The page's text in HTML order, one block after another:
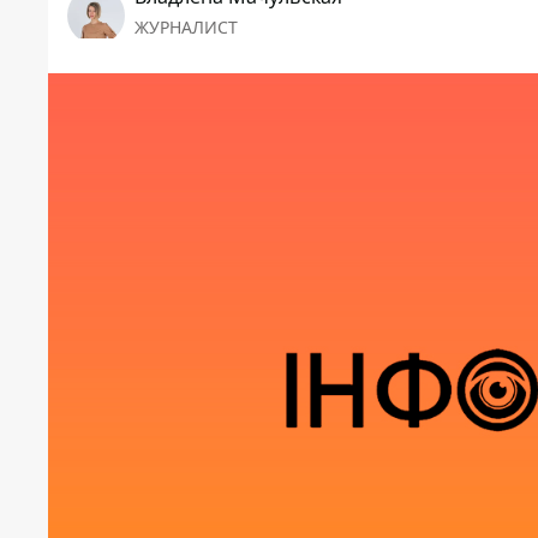
ЖУРНАЛИСТ